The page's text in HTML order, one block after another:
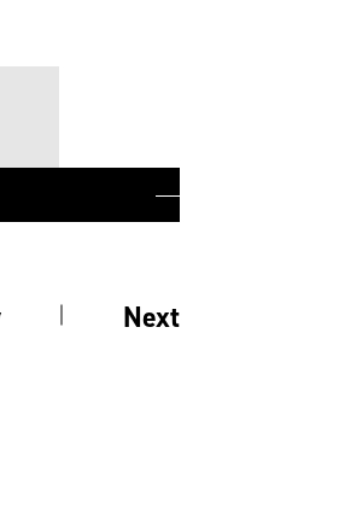
Next